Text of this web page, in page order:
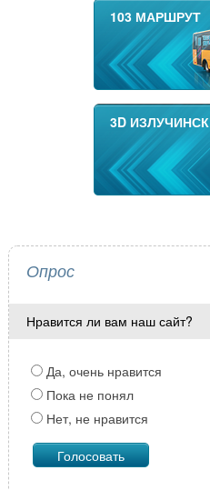
103 МАРШРУТ
3D ИЗЛУЧИНСК
Опрос
Нравится ли вам наш сайт?
Да, очень нравится
Пока не понял
Нет, не нравится